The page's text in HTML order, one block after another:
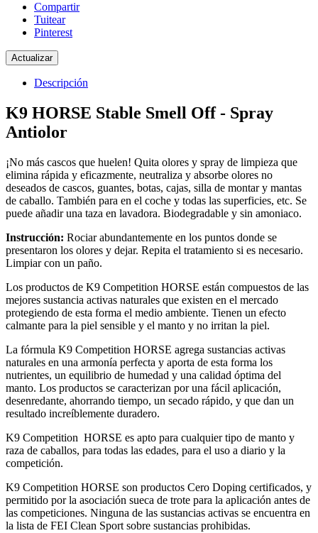
Compartir
Tuitear
Pinterest
Descripción
K9 HORSE Stable Smell Off - Spray
Antiolor
¡No más cascos que huelen! Quita olores y spray de limpieza que
elimina rápida y eficazmente, neutraliza y absorbe olores no
deseados de cascos, guantes, botas, cajas, silla de montar y mantas
de caballo. También para en el coche y todas las superficies, etc. Se
puede añadir una taza en lavadora. Biodegradable y sin amoniaco.
Instrucción: Rociar abundantemente en los puntos donde se
presentaron los olores y dejar. Repita el tratamiento si es necesario.
Limpiar con un paño.
Los productos de K9 Competition HORSE están compuestos de las
mejores sustancia activas naturales que existen en el mercado
protegiendo de esta forma el medio ambiente. Tienen un efecto
calmante para la piel sensible y el manto y no irritan la piel.
La fórmula K9 Competition HORSE agrega sustancias activas
naturales en una armonía perfecta y aporta de esta forma los
nutrientes, un equilibrio de humedad y una calidad óptima del
manto. Los productos se caracterizan por una fácil aplicación,
desenredante, ahorrando tiempo, un secado rápido, y que dan un
resultado increíblemente duradero.
K9 Competition HORSE es apto para cualquier tipo de manto y
raza de caballos, para todas las edades, para el uso a diario y la
competición.
K9 Competition HORSE son productos Cero Doping certificados, y
permitido por la asociación sueca de trote para la aplicación antes de
las competiciones. Ninguna de las sustancias activas se encuentra en
la lista de FEI Clean Sport sobre sustancias prohibidas.